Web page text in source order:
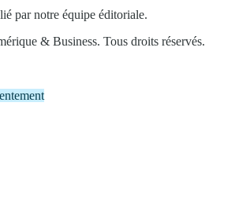
par notre équipe éditoriale.
& Business. Tous droits réservés.